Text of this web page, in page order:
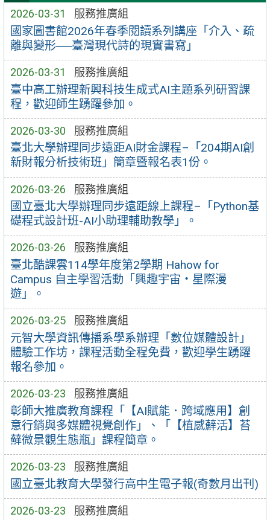
2026-03-31 服務推廣組
國家圖書館2026年春季閱讀系列講座「介入、疏
離與變形──臺灣現代詩的現實書寫」
2026-03-31 服務推廣組
臺中高工辦理新興科技生成式AI主題系列研習課
程，歡迎師生踴躍參加。
2026-03-30 服務推廣組
臺北大學辦理同步遠距AI財金課程–「204期AI創
新財報分析技術班」簡章暨報名表1份。
2026-03-26 服務推廣組
國立臺北大學辦理同步遠距線上課程–「Python基
礎程式設計班-AI小助理輔助教學」。
2026-03-26 服務推廣組
臺北酷課雲114學年度第2學期 Hahow for
Campus 自主學習活動「興趣宇宙‧星際漫
遊」。
2026-03-25 服務推廣組
元智大學資訊傳播系學系辦理「數位媒體設計」
體驗工作坊，課程活動全程免費，歡迎學生踴躍
報名參加。
2026-03-23 服務推廣組
彰師大推廣教育課程「【AI賦能．跨域應用】創
意行銷與多媒體視覺創作」、「【植感蘚活】苔
蘚微景觀生態瓶」課程簡章。
2026-03-23 服務推廣組
國立臺北教育大學發行高中生電子報(奇數月出刊)
2026-03-23 服務推廣組